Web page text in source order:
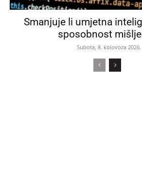
Smanjuje li umjetna
sposobnost
Subota, 8. kolovoza 2026.